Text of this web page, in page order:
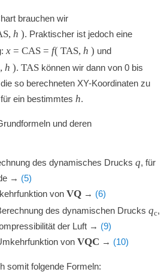
brauchen wir
h ). Praktischer ist jedoch eine
x = CAS = f( TAS,h ) und
h ).TAS können wir dann von 0 bis
so berechneten XY-Koordinaten zu
ein bestimmtesh.
und deren
des dynamisches Drucksq, für
→ (5)
vonVQ → (6)
des dynamischen Drucksqc,
der Luft → (9)
vonVQC → (10)
somit folgende Formeln: